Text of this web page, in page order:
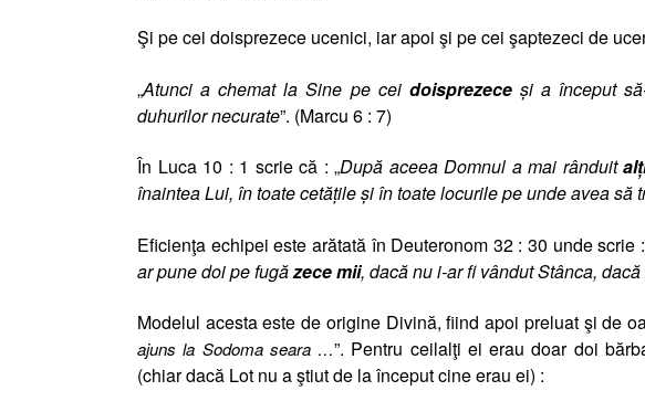
Şi pe cei doisprezece ucenici, iar apoi şi pe cei şaptezeci de
„Atunci a chemat la Sine pe cei doisprezeceşi a început
duhurilor necurate”. (Marcu 6 : 7)
În Luca 10 : 1 scrie că : „După aceea Domnul a mai rânduit
înaintea Lui, în toate cetăţile şi în toate locurile pe unde avea să
Eficienţa echipei este arătată în Deuteronom 32 : 30 unde scrie
ar pune doi pe fugăzece mii, dacă nu i-ar fi vândut Stânca,
Modelul acesta este de origine Divină, fiind apoi preluat şi de
ajuns la Sodoma seara …”. Pentru ceilalţi ei erau doar doi
(chiar dacă Lot nu a ştiut de la început cine erau ei) :